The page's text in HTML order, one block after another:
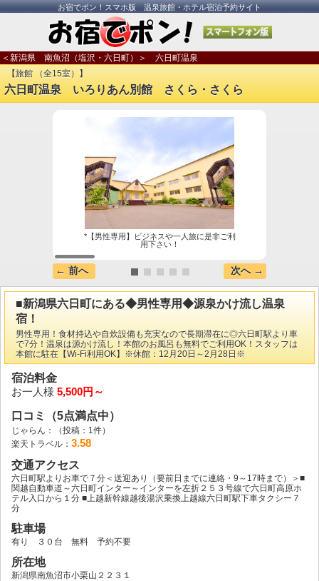
お宿でポン！スマホ版 温泉旅館・ホテル宿泊予約サイト
＜新潟県 南魚沼（塩沢・六日町）＞ 六日町温泉
【旅館 （全15室）】
六日町温泉 いろりあん別館 さくら・さくら
*【男性専用】ビジネスや一人旅に是非ご利
用下さい！
← 前へ 次へ →
■新潟県六日町にある◆男性専用◆源泉かけ流し温泉
宿！
男性専用！食材持込や自炊設備も充実なので長期滞在に◎六日町駅より車
で7分！温泉は源かけ流し！本館のお風呂も無料でご利用OK！スタッフは
本館に駐在【Wi-Fi利用OK】※休館：12月20日～2月28日※
宿泊料金
お一人様 5,500円～
口コミ（5点満点中）
じゃらん：
（投稿：1件）
楽天トラベル： 3.58
交通アクセス
六日町駅よりお車で７分＜送迎あり（要前日までに連絡・9～17時まで）＞■
関越自動車道～六日町インター～インターを左折２５３号線で六日町高原ホ
テル入口から１分 ■上越新幹線越後湯沢乗換上越線六日町駅下車タクシー７
分
駐車場
有り ３０台 無料 予約不要
所在地
新潟県南魚沼市小栗山２２３１